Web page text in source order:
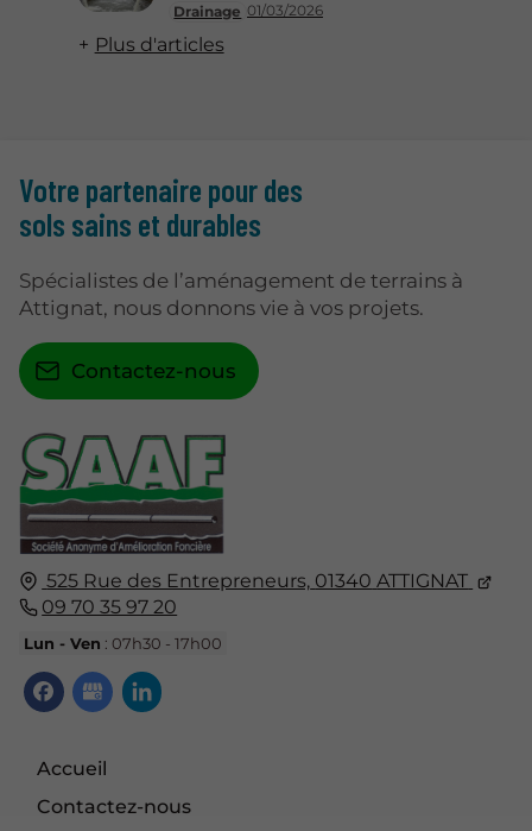
Drainage 01/03/2026
Plus d'articles
525 Rue des Entrepreneurs, 01340 ATTIGNAT
09 70 35 97 20
Lun - Ven : 07h30 - 17h00
Accueil
Contactez-nous
Votre partenaire pour des
sols sains et durables
Spécialistes de l’aménagement de terrains à
Attignat, nous donnons vie à vos projets.
Contactez-nous